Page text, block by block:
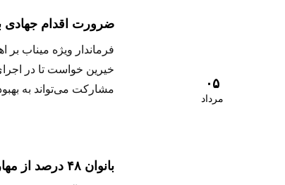
۰۵
مرداد
ضرورت اقدام جهادی
فرماندار ویژه میناب
خیرین خواست تا در
مشارکت می‌تواند به
بانوان ۴۸ درصد از مهارت‌آموزان هرمزگان را تشکیل می‌دهند